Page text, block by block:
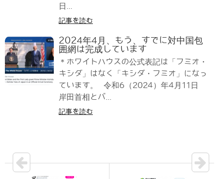
日...
記事を読む
2024年4月、もう、すでに対中国包
囲網は完成しています
＊ホワイトハウスの公式表記は「フミオ・
キシダ」はなく「キシダ・フミオ」になっ
ています。 令和6（2024）年4月11日
岸田首相とバ...
記事を読む